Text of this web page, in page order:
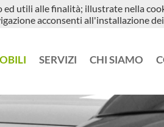
+39 3343696573
SERVIZI CHI SIAMO
utili alle finalità; illustrate nella
acconsenti all'installazione